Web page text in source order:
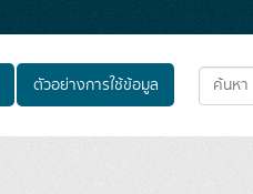
ตัวอย่างการใช้ข้อมูล